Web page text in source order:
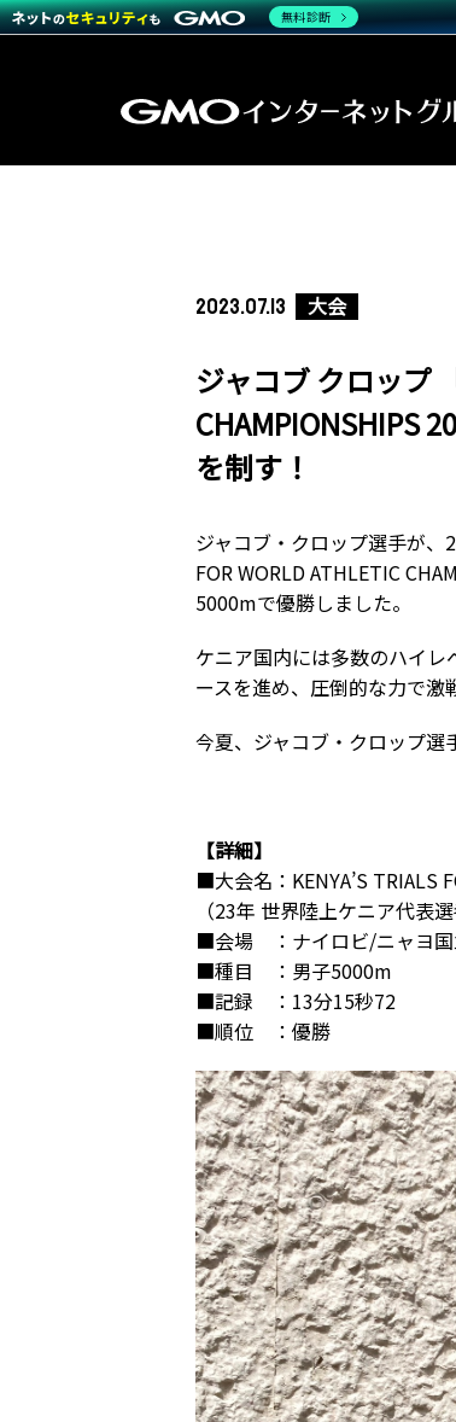
2023.07.13 大会
ジャコブ クロップ
CHAMPIONSHIPS
を制す！
ジャコブ・クロップ選手が、
FOR WORLD ATHLETIC
5000mで優勝しました。
ケニア国内には多数のハイ
ースを進め、圧倒的な力で激
今夏、ジャコブ・クロップ選
【詳細】
■大会名：KENYA’S TRIALS
（23年 世界陸上ケニア代表選
■会場 ：ナイロビ/ニャヨ国
■種目 ：男子5000m
■記録 ：13分15秒72
■順位 ：優勝
無料診断